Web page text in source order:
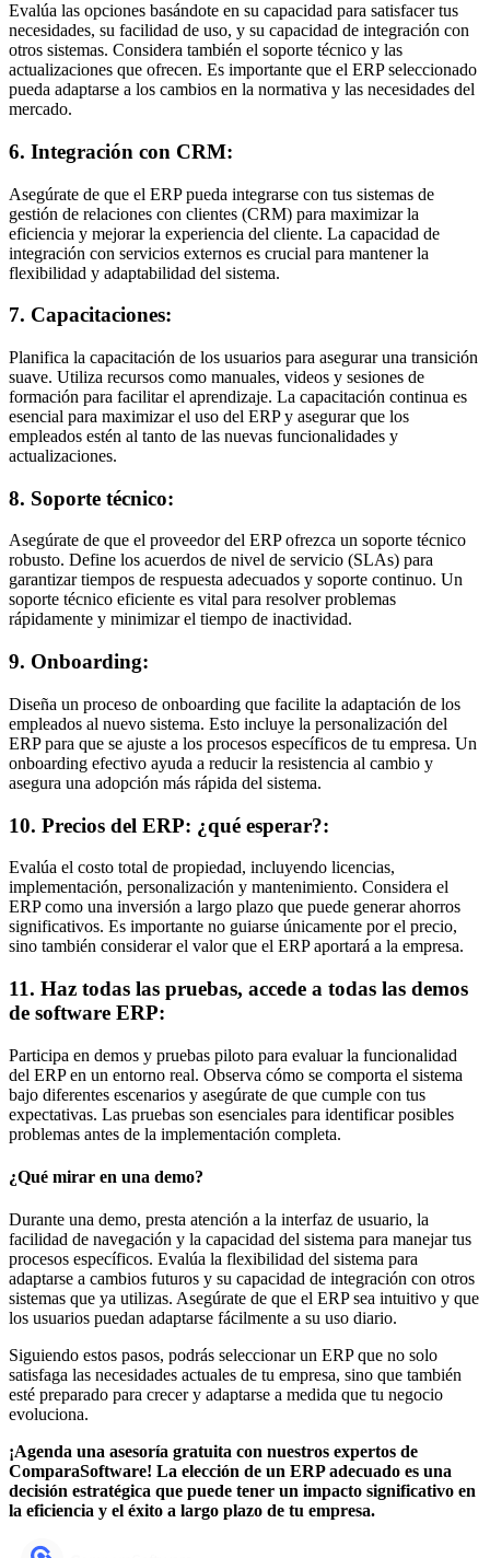
Evalúa las opciones basándote en su capacidad para satisfacer tus
necesidades, su facilidad de uso, y su capacidad de integración con
otros sistemas. Considera también el soporte técnico y las
actualizaciones que ofrecen. Es importante que el ERP seleccionado
pueda adaptarse a los cambios en la normativa y las necesidades del
mercado.
6. Integración con CRM:
Asegúrate de que el ERP pueda integrarse con tus sistemas de
gestión de relaciones con clientes (CRM) para maximizar la
eficiencia y mejorar la experiencia del cliente. La capacidad de
integración con servicios externos es crucial para mantener la
flexibilidad y adaptabilidad del sistema.
7. Capacitaciones:
Planifica la capacitación de los usuarios para asegurar una transición
suave. Utiliza recursos como manuales, videos y sesiones de
formación para facilitar el aprendizaje. La capacitación continua es
esencial para maximizar el uso del ERP y asegurar que los
empleados estén al tanto de las nuevas funcionalidades y
actualizaciones.
8. Soporte técnico:
Asegúrate de que el proveedor del ERP ofrezca un soporte técnico
robusto. Define los acuerdos de nivel de servicio (SLAs) para
garantizar tiempos de respuesta adecuados y soporte continuo. Un
soporte técnico eficiente es vital para resolver problemas
rápidamente y minimizar el tiempo de inactividad.
9. Onboarding:
Diseña un proceso de onboarding que facilite la adaptación de los
empleados al nuevo sistema. Esto incluye la personalización del
ERP para que se ajuste a los procesos específicos de tu empresa. Un
onboarding efectivo ayuda a reducir la resistencia al cambio y
asegura una adopción más rápida del sistema.
10. Precios del ERP: ¿qué esperar?:
Evalúa el costo total de propiedad, incluyendo licencias,
implementación, personalización y mantenimiento. Considera el
ERP como una inversión a largo plazo que puede generar ahorros
significativos. Es importante no guiarse únicamente por el precio,
sino también considerar el valor que el ERP aportará a la empresa.
11. Haz todas las pruebas, accede a todas las demos
de software ERP:
Participa en demos y pruebas piloto para evaluar la funcionalidad
del ERP en un entorno real. Observa cómo se comporta el sistema
bajo diferentes escenarios y asegúrate de que cumple con tus
expectativas. Las pruebas son esenciales para identificar posibles
problemas antes de la implementación completa.
¿Qué mirar en una demo?
Durante una demo, presta atención a la interfaz de usuario, la
facilidad de navegación y la capacidad del sistema para manejar tus
procesos específicos. Evalúa la flexibilidad del sistema para
adaptarse a cambios futuros y su capacidad de integración con otros
sistemas que ya utilizas. Asegúrate de que el ERP sea intuitivo y que
los usuarios puedan adaptarse fácilmente a su uso diario.
Siguiendo estos pasos, podrás seleccionar un ERP que no solo
satisfaga las necesidades actuales de tu empresa, sino que también
esté preparado para crecer y adaptarse a medida que tu negocio
evoluciona.
¡Agenda una asesoría gratuita con nuestros expertos de
ComparaSoftware! La elección de un ERP adecuado es una
decisión estratégica que puede tener un impacto significativo en
la eficiencia y el éxito a largo plazo de tu empresa.